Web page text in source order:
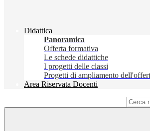
Didattica
Panoramica
Offerta formativa
Le schede didattiche
I progetti delle classi
Progetti di ampliamento
Area Riservata Docenti